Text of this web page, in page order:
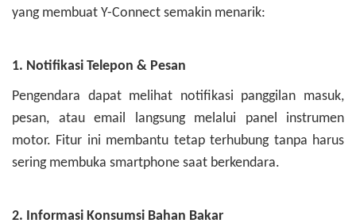
yang membuat Y-Connect semakin menarik:
1. Notifikasi Telepon & Pesan
Pengendara dapat melihat notifikasi panggilan masuk,
pesan, atau email langsung melalui panel instrumen
motor. Fitur ini membantu tetap terhubung tanpa harus
sering membuka smartphone saat berkendara.
2. Informasi Konsumsi Bahan Bakar